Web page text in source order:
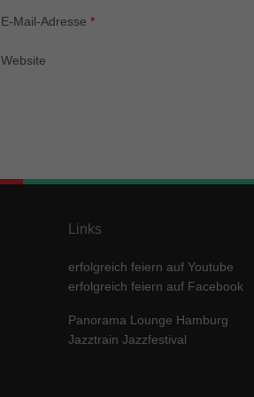
E-Mail-Adresse *
Website
Links
erfolgreich feiern auf Youtube
erfolgreich feiern auf Facebook
Panorama Lounge Hamburg
Jazztrain Jazzfestival
Cookie-Informationen
Inhalte von Videoplattformen und Social-Media-
Wenn Cookies von externen Medien akzeptiert
keiner manuellen Einwilligung mehr.